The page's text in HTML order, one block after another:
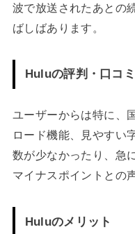
波で放送されたあとの
ばしばあります。
Huluの評判・口コ
ユーザーからは特に、
ロード機能、見やすい
数が少なかったり、急
マイナスポイントとの
Huluのメリット